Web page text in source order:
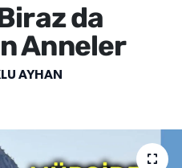
da
Anneler
AYHAN